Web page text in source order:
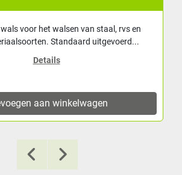
voor het walsen van staal, rvs en
Standaard uitgevoerd...
Details
aan winkelwagen